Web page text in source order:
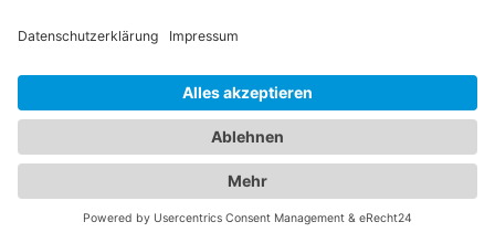
bietet Ihnen detaillierte Informationen zu
Hotels, gemütliche Bed & Breakfasts,
budgetfreundliche Unterkünfte und vieles mehr.
Informieren Sie sich über Zimmerkategorien,
Ausstattung, Lage und Preise, um die perfekte
Unterkunft für Ihre Bedürfnisse zu finden.
Gleichzeitig möchten wir Ihnen in Notfällen